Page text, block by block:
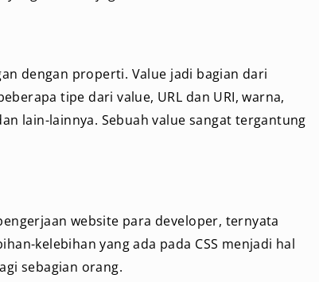
dengan properti. Value jadi bagian dari
tipe dari value, URL dan URI, warna,
lain-lainnya. Sebuah value sangat tergantung
website para developer, ternyata
kelebihan yang ada pada CSS menjadi hal
sebagian orang.